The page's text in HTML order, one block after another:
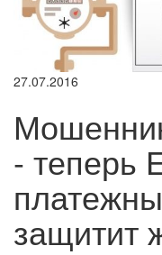
27.07.2016
- теперь
защитит